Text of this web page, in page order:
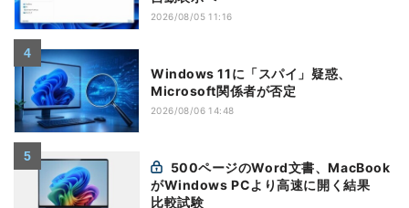
2026/08/05 11:16
Windows 11に「スパイ」疑惑、
Microsoft関係者が否定
2026/08/06 14:48
がWindows PCより高速に開く結果
比較試験